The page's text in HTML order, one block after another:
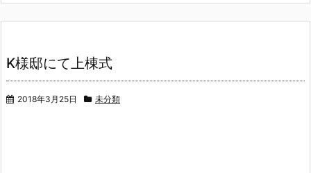
K様邸にて上棟式
2018年3月25日 未分類